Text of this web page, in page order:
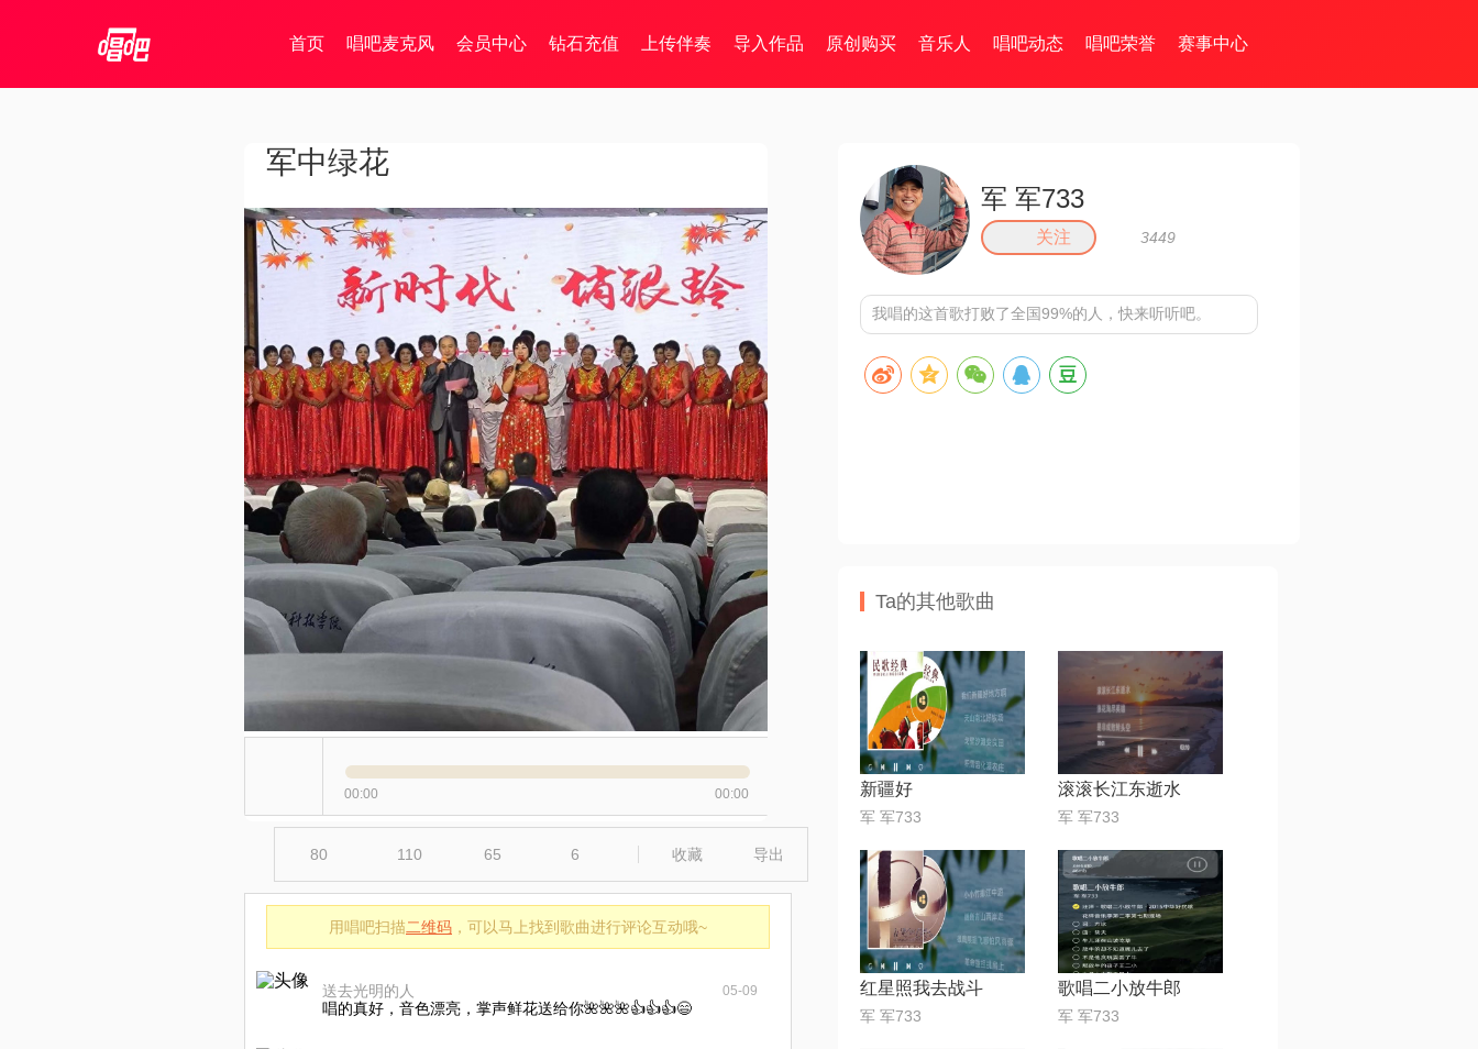
首页 唱吧麦克风 会员中心 钻石充值 上传伴奏 导入作品 原创购买 音乐人 唱吧动态 唱吧荣誉 赛事中心
军中绿花
00:00 00:00
80 110 65 6 收藏 导出
用唱吧扫描二维码 ，可以马上找到歌曲进行评论互动哦~
送去光明的人 05-09
唱的真好，音色漂亮，掌声鲜花送给你🌺🌺🌺👍👍👍😄
军 军733
关注 3449
我唱的这首歌打败了全国99%的人，快来听听吧。
Ta的其他歌曲
新疆好
军 军733
滚滚长江东逝水
军 军733
红星照我去战斗
军 军733
歌唱二小放牛郎
军 军733